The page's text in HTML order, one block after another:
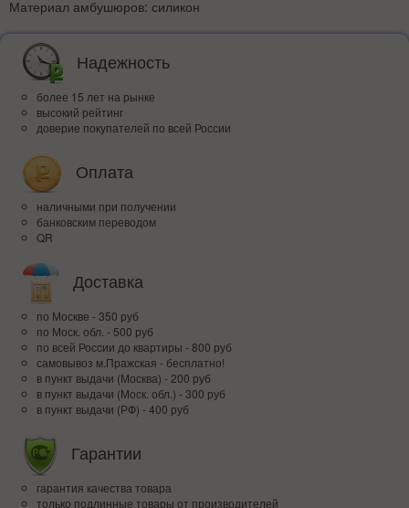
Материал амбушюров: силикон
Надежность
более 15 лет на рынке
высокий рейтинг
доверие покупателей по всей России
Оплата
наличными при получении
банковским переводом
QR
Доставка
по Москве - 350 руб
по Моск. обл. - 500 руб
по всей Росcии до квартиры - 800 руб
самовывоз м.Пражская - бесплатно!
в пункт выдачи (Москва) - 200 руб
в пункт выдачи (Моск. обл.) - 300 руб
в пункт выдачи (РФ) - 400 руб
Гарантии
гарантия качества товара
только подлинные товары от производителей